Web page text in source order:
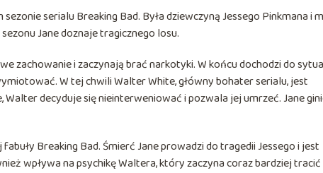
serialu Breaking Bad. Była dziewczyną Jessego Pinkmana i
Jane doznaje tragicznego losu.
zachowanie i zaczynają brać narkotyki. W końcu dochodzi do
W tej chwili Walter White, główny bohater serialu, jest
decyduje się nieinterweniować i pozwala jej umrzeć. Jane
Breaking Bad. Śmierć Jane prowadzi do tragedii Jessego i jest
wpływa na psychikę Waltera, który zaczyna coraz bardziej tracić